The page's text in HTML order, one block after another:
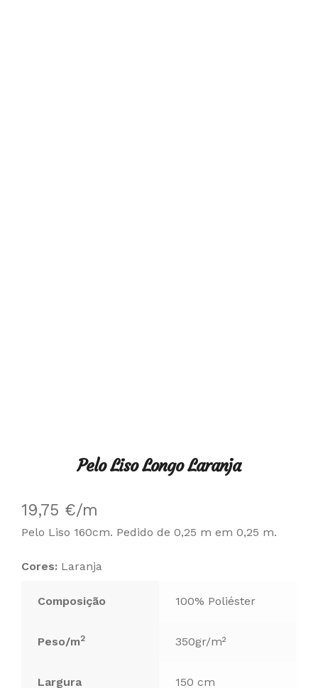
Pelo Liso Longo Laranja
19,75 €/m
Pelo Liso 160cm. Pedido de 0,25 m em 0,25 m.
Cores: Laranja
Composição 100% Poliéster
Peso/m2 350gr/m²
Largura 150 cm